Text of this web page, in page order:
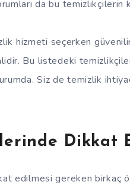
da bu
hizmeti seçerken
Bu listedeki
Siz de temizlik
Dikkat
edilmesi gereken birkaç